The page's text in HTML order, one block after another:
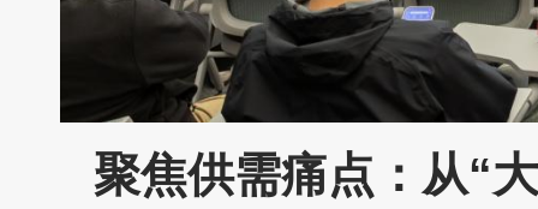
聚焦供需痛点：从“